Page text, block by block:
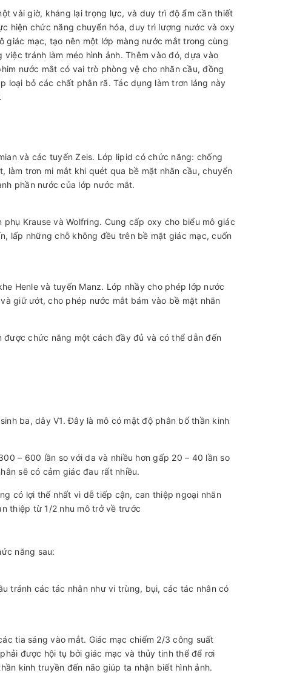
vài giờ, kháng lại trọng lực, và duy trì độ ẩm cần thiết
hiện chức năng chuyển hóa, duy trì lượng nước và oxy
giác mạc, tạo nên một lớp màng nước mắt trong cùng
tránh làm méo hình ảnh. Thêm vào đó, dựa vào
nước mắt có vai trò phòng vệ cho nhãn cầu, đồng
loại bỏ các chất phân rã. Tác dụng làm trơn láng này
và các tuyến Zeis. Lớp lipid có chức năng: chống
trơn mi mắt khi quét qua bề mặt nhãn cầu, chuyển
phần nước của lớp nước mắt.
Krause và Wolfring. Cung cấp oxy cho biểu mô giác
lấp những chỗ không đều trên bề mặt giác mạc, cuốn
Henle và tuyến Manz. Lớp nhầy cho phép lớp nước
giữ ướt, cho phép nước mắt bám vào bề mặt nhãn
chức năng một cách đầy đủ và có thể dẫn đến
ba, dây V1. Đây là mô có mật độ phân bố thần kinh
– 600 lần so với da và nhiều hơn gấp 20 – 40 lần so
sẽ có cảm giác đau rất nhiều.
có lợi thế nhất vì dễ tiếp cận, can thiệp ngoại nhãn
thiệp từ 1/2 nhu mô trở về trước
năng sau:
tránh các tác nhân như vi trùng, bụi, các tác nhân có
tia sáng vào mắt. Giác mạc chiếm 2/3 công suất
được hội tụ bởi giác mạc và thủy tinh thể để rơi
kinh truyền đến não giúp ta nhận biết hình ảnh.